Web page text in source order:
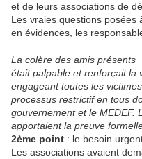
et de leurs associations de
Les vraies questions posées
en évidences, les
La colère des amis présents
était palpable et renforçait la
engageant toutes les
processus restrictif en tous
gouvernement et le MEDEF.
apportaient la preuve
2ème point : le besoin
Les associations avaient